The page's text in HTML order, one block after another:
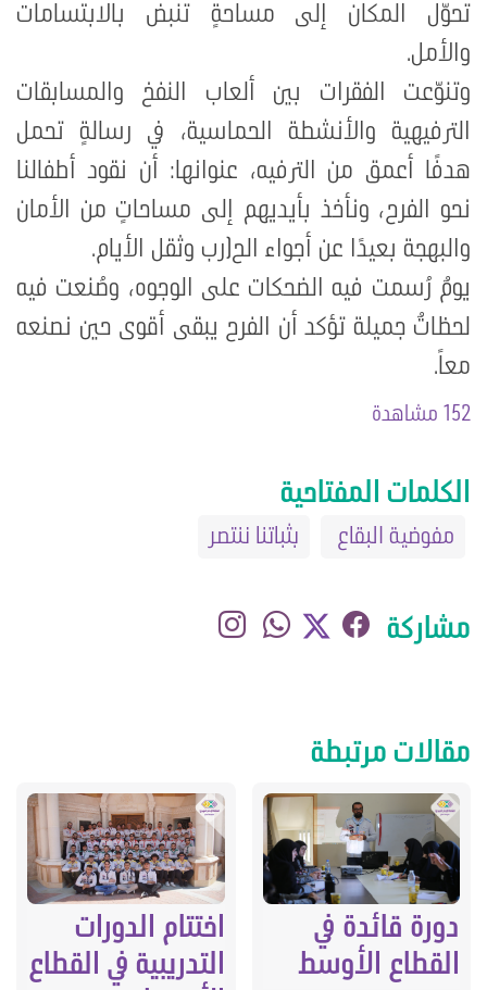
تحوّل المكان إلى مساحةٍ تنبض بالابتسامات
والأمل.
وتنوّعت الفقرات بين ألعاب النفخ والمسابقات
الترفيهية والأنشطة الحماسية، في رسالةٍ تحمل
هدفًا أعمق من الترفيه، عنوانها: أن نقود أطفالنا
نحو الفرح، ونأخذ بأيديهم إلى مساحاتٍ من الأمان
والبهجة بعيدًا عن أجواء الح(رب وثقل الأيام.
يومٌ رُسمت فيه الضحكات على الوجوه، وصُنعت فيه
لحظاتٌ جميلة تؤكد أن الفرح يبقى أقوى حين نصنعه
معاً.
152 مشاهدة
الكلمات المفتاحية
مفوضية البقاع بثباتنا ننتصر
مشاركة
مقالات مرتبطة
اختتام الدورات
التدريبية في القطاع
دورة قائدة في
القطاع الأوسط